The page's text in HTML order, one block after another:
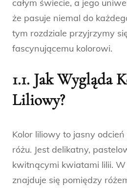
całym świecie, a jego
że pasuje niemal do
tym rozdziale przyjrzymy
fascynującemu kolorowi.
1.1. Jak Wygląda
Liliowy?
Kolor liliowy to jasny
różu. Jest delikatny,
kwitnącymi kwiatami lilii.
znajduje się pomiędzy